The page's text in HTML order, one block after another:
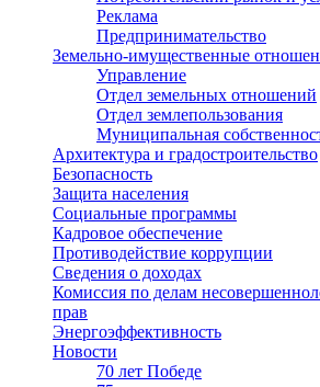
Реклама
Предпринимательство
Земельно-имущественные
Управление
Отдел земельных отношений
Отдел землепользования
Муниципальная
Архитектура и градостроительство
Безопасность
Защита населения
Социальные программы
Кадровое обеспечение
Противодействие коррупции
Сведения о доходах
Комиссия по делам
прав
Энергоэффективность
Новости
70 лет Победе